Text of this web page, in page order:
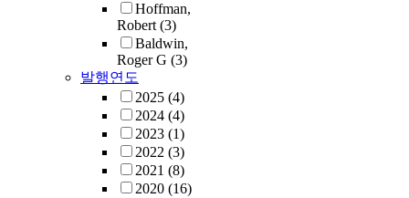
Hoffman,
Robert(3)
Baldwin,
Roger G (3)
발행연도
2025 (4)
2024 (4)
2023 (1)
2022 (3)
2021 (8)
2020 (16)